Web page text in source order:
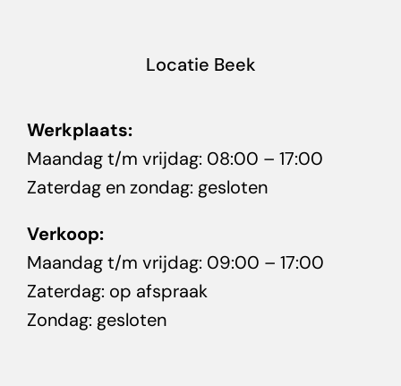
Locatie Beek
Werkplaats:
Maandag t/m vrijdag: 08:00 – 17:00
Zaterdag en zondag: gesloten
Verkoop:
Maandag t/m vrijdag: 09:00 – 17:00
Zaterdag: op afspraak
Zondag: gesloten